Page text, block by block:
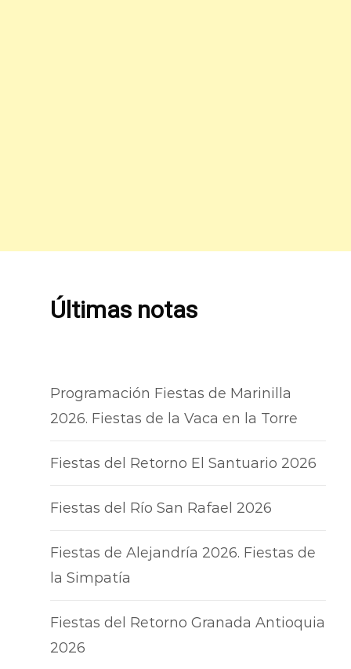
Últimas notas
Programación Fiestas de Marinilla
2026. Fiestas de la Vaca en la Torre
Fiestas del Retorno El Santuario 2026
Fiestas del Río San Rafael 2026
Fiestas de Alejandría 2026. Fiestas de
la Simpatía
Fiestas del Retorno Granada Antioquia
2026